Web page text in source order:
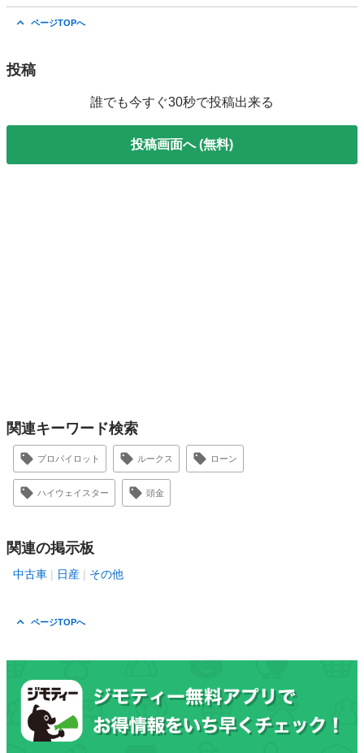
ページTOPへ
投稿
誰でも今すぐ30秒で投稿出来る
投稿画面へ (無料)
関連キーワード検索
プロパイロット ルークス ローン
ハイウェイスター 頭金
関連の掲示板
中古車 日産 その他
ページTOPへ